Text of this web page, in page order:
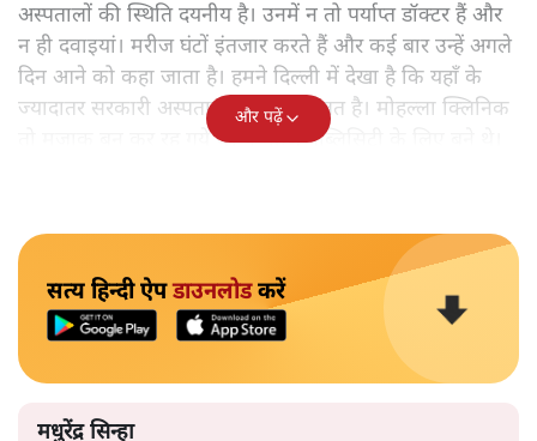
अस्पतालों की स्थिति दयनीय है। उनमें न तो पर्याप्त डॉक्टर हैं और
न ही दवाइयां। मरीज घंटों इंतजार करते हैं और कई बार उन्हें अगले
दिन आने को कहा जाता है। हमने दिल्ली में देखा है कि यहाँ के
ज्यादातर सरकारी अस्पतालों की क्या हालत है। मोहल्ला क्लिनिक
तो मजाक बन कर रह गये थे। वे महज पब्लिसिटी के लिए बने थे।
और पढ़ें
सत्य हिन्दी ऐपडाउनलोडकरें
मधुरेंद्र सिन्हा